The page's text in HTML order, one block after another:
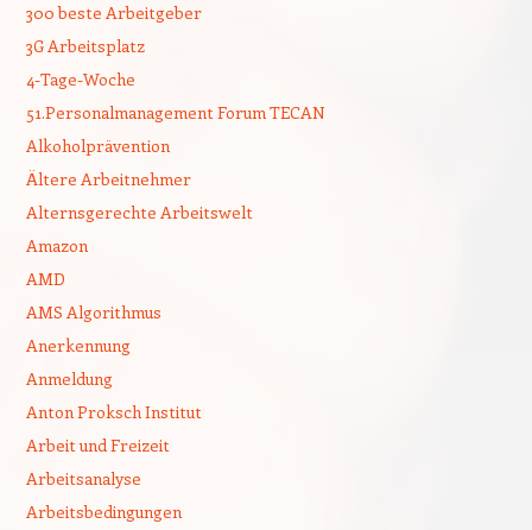
300 beste Arbeitgeber
3G Arbeitsplatz
4-Tage-Woche
51.Personalmanagement Forum TECAN
Alkoholprävention
Ältere Arbeitnehmer
Alternsgerechte Arbeitswelt
Amazon
AMD
AMS Algorithmus
Anerkennung
Anmeldung
Anton Proksch Institut
Arbeit und Freizeit
Arbeitsanalyse
Arbeitsbedingungen